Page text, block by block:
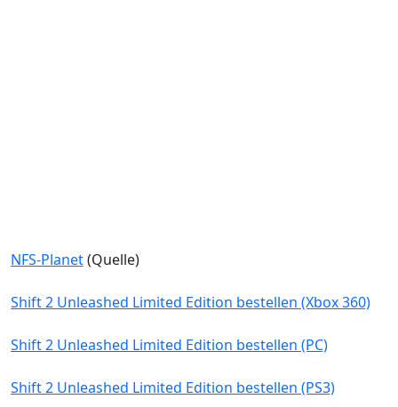
NFS-Planet(Quelle)
Shift 2 Unleashed Limited Edition bestellen (Xbox 360)
Shift 2 Unleashed Limited Edition bestellen (PC)
Shift 2 Unleashed Limited Edition bestellen (PS3)